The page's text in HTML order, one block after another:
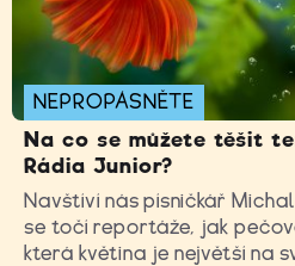
NEPROPÁSNĚTE
Na co se můžete těšit
Rádia Junior?
Navštíví nás písničkář
se točí reportáže, jak
která květina je největší na